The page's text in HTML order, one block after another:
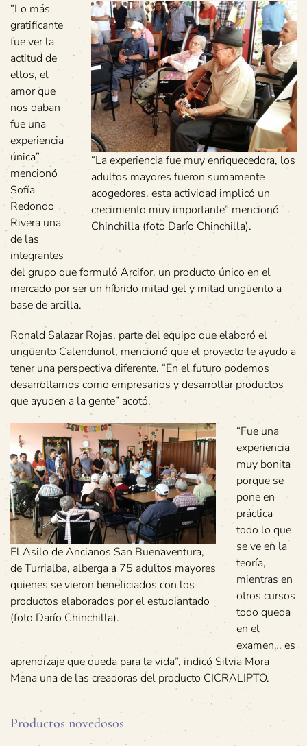
“La experiencia fue muy enriquecedora, los
adultos mayores fueron sumamente
acogedores, esta actividad implicó un
crecimiento muy importante” mencionó
Chinchilla (foto Darío Chinchilla).
“Lo más
gratificante
fue ver la
actitud de
ellos, el
amor que
nos daban
fue una
experiencia
única”
mencionó
Sofía
Redondo
Rivera una
de las
integrantes
del grupo que formuló Arcifor, un producto único en el
mercado por ser un híbrido mitad gel y mitad ungüento a
base de arcilla.
Ronald Salazar Rojas, parte del equipo que elaboró el
ungüento Calendunol, mencionó que el proyecto le ayudo a
tener una perspectiva diferente. “En el futuro podemos
desarrollarnos como empresarios y desarrollar productos
que ayuden a la gente” acotó.
El Asilo de Ancianos San Buenaventura,
de Turrialba, alberga a 75 adultos mayores
quienes se vieron beneficiados con los
productos elaborados por el estudiantado
(foto Darío Chinchilla).
“Fue una
experiencia
muy bonita
porque se
pone en
práctica
todo lo que
se ve en la
teoría,
mientras en
otros cursos
todo queda
en el
examen… es
aprendizaje que queda para la vida”, indicó Silvia Mora
Mena una de las creadoras del producto CICRALIPTO.
Productos novedosos